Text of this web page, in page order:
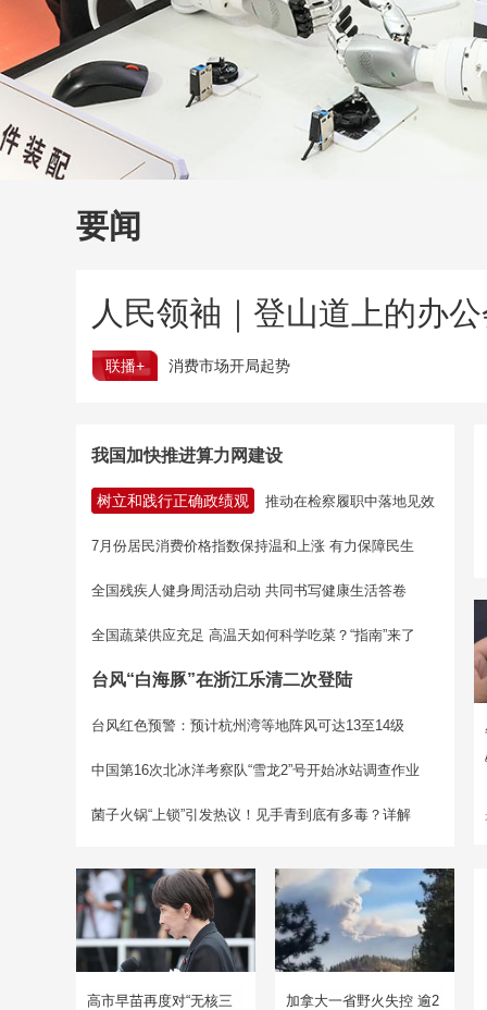
CCTV.节目官网 直播 节目单 栏目 片库
要闻
人民领袖｜登山道上的办
联播+ 消费市场开局起势
我国加快推进算力网建设
树立和践行正确政绩观 推动在检察履职中落地见效
7月份居民消费价格指数保持温和上涨 有力保障民生
全国残疾人健身周活动启动 共同书写健康生活答卷
全国蔬菜供应充足 高温天如何科学吃菜？“指南”来了
台风“白海豚”在浙江乐清二次登陆
台风红色预警：预计杭州湾等地阵风可达13至14级
中国第16次北冰洋考察队“雪龙2”号开始冰站调查作业
菌子火锅“上锁”引发热议！见手青到底有多毒？详解
高市早苗再度对“无核三
加拿大一省野火失控 逾2